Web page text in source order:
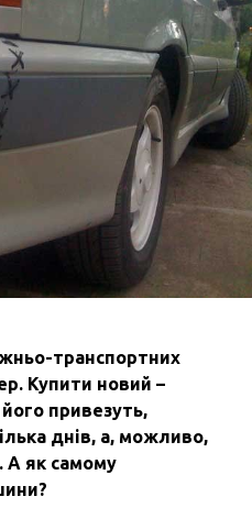
транспортних
Купити новий –
привезуть,
днів, а, можливо,
А як самому